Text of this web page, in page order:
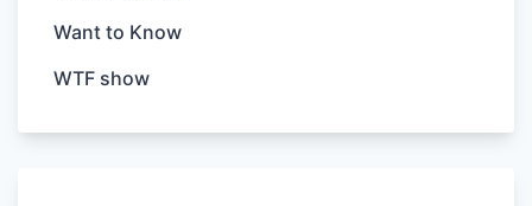
Want to Know
WTF show